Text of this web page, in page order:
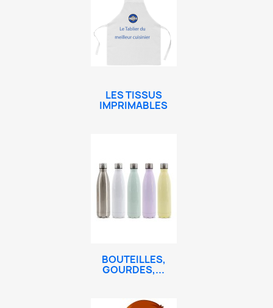
LES TISSUS
IMPRIMABLES
BOUTEILLES,
GOURDES,...